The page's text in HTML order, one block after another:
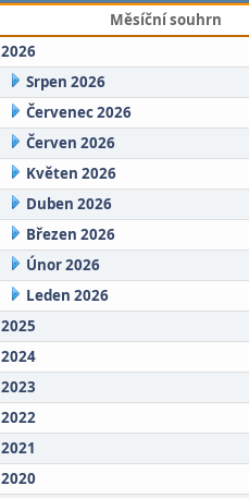
Měsíční souhrn
2026
Srpen 2026
Červenec 2026
Červen 2026
Květen 2026
Duben 2026
Březen 2026
Únor 2026
Leden 2026
2025
2024
2023
2022
2021
2020